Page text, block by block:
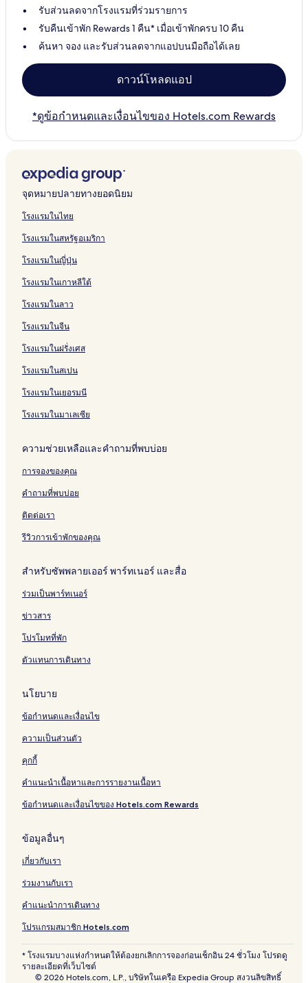
รับส่วนลดจากโรงแรมที่ร่วมรายการ
รับคืนเข้าพัก Rewards 1 คืน* เมื่อเข้าพักครบ 10 คืน
ค้นหา จอง และรับส่วนลดจากแอปบนมือถือได้เลย
ดาวน์โหลดแอป
*ดูข้อกำหนดและเงื่อนไขของ Hotels.com Rewards
จุดหมายปลายทางยอดนิยม
โรงแรมในไทย
โรงแรมในสหรัฐอเมริกา
โรงแรมในญี่ปุ่น
โรงแรมในเกาหลีใต้
โรงแรมในลาว
โรงแรมในจีน
โรงแรมในฝรั่งเศส
โรงแรมในสเปน
โรงแรมในเยอรมนี
โรงแรมในมาเลเซีย
ความช่วยเหลือและคำถามที่พบบ่อย
การจองของคุณ
คำถามที่พบบ่อย
ติดต่อเรา
รีวิวการเข้าพักของคุณ
สำหรับซัพพลายเออร์ พาร์ทเนอร์ และสื่อ
ร่วมเป็นพาร์ทเนอร์
ข่าวสาร
โปรโมทที่พัก
ตัวแทนการเดินทาง
นโยบาย
ข้อกำหนดและเงื่อนไข
ความเป็นส่วนตัว
คุกกี้
คำแนะนำเนื้อหาและการรายงานเนื้อหา
ข้อกำหนดและเงื่อนไขของ Hotels.com Rewards
ข้อมูลอื่นๆ
เกี่ยวกับเรา
ร่วมงานกับเรา
คำแนะนำการเดินทาง
โปรแกรมสมาชิก Hotels.com
* โรงแรมบางแห่งกำหนดให้ต้องยกเลิกการจองก่อนเช็กอิน 24 ชั่วโมง โปรดดู
รายละเอียดที่เว็บไซต์
© 2026 Hotels.com, L.P., บริษัทในเครือ Expedia Group สงวนลิขสิทธิ์